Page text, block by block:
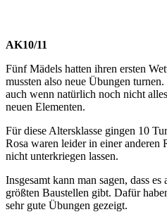
AK10/11
Fünf Mädels hatten ihren ersten
mussten also neue Übungen
auch wenn natürlich noch nicht
neuen Elementen.
Für diese Altersklasse gingen 10
Rosa waren leider in einer anderen
nicht unterkriegen lassen.
Insgesamt kann man sagen, dass
größten Baustellen gibt. Dafür
sehr gute Übungen gezeigt.